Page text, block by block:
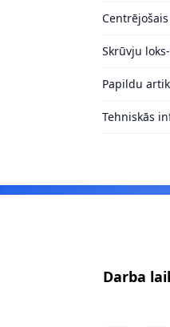
Skrūvju
Papildu
Tehniskās
Darba